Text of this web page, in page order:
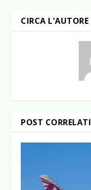
CIRCA L'AUTORE
POST CORRELATI